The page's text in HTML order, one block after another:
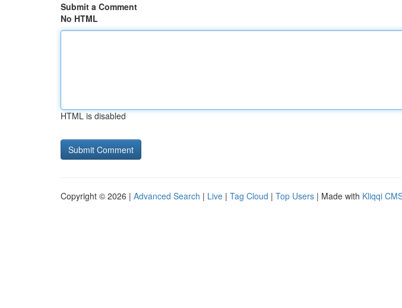
Submit a Comment
No HTML
HTML is disabled
Copyright © 2026 | Advanced Search | Live | Tag Cloud | Top Users | Made with Kliqqi